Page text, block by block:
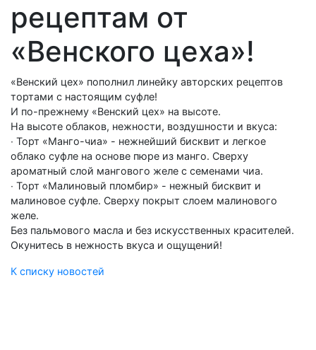
рецептам от
«Венского цеха»!
«Венский цех» пополнил линейку авторских рецептов
тортами с настоящим суфле!
И по-прежнему «Венский цех» на высоте.
На высоте облаков, нежности, воздушности и вкуса:
∙ Торт «Манго-чиа» - нежнейший бисквит и легкое
облако суфле на основе пюре из манго. Сверху
ароматный слой мангового желе с семенами чиа.
∙ Торт «Малиновый пломбир» - нежный бисквит и
малиновое суфле. Сверху покрыт слоем малинового
желе.
Без пальмового масла и без искусственных красителей.
Окунитесь в нежность вкуса и ощущений!
К списку новостей